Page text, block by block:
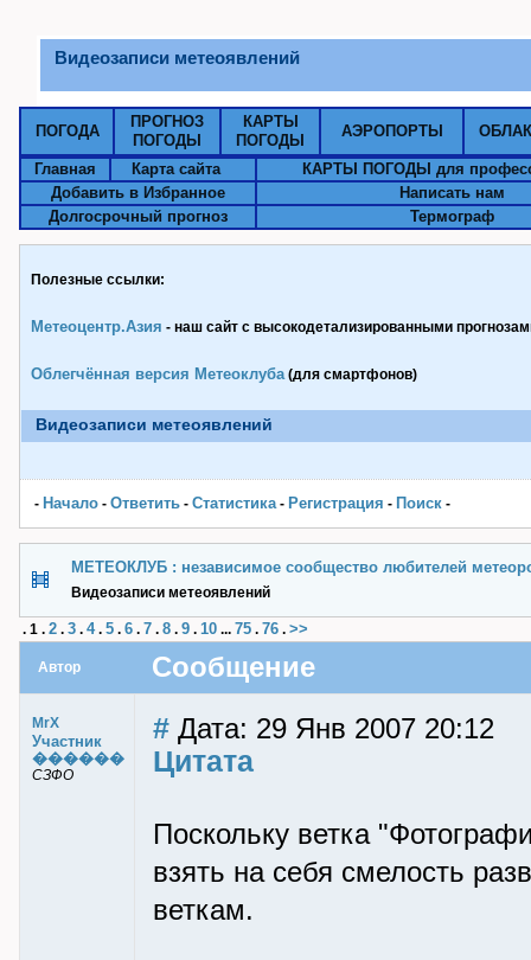
Видеозаписи метеоявлений
ПОГОДА
ПРОГНОЗ
ПОГОДЫ
КАРТЫ
ПОГОДЫ
АЭРОПОРТЫ
Главная Карта сайта
КАРТЫ ПОГОДЫ для
Добавить в Избранное
Написать нам
Долгосрочный прогноз
Термограф
Полезные ссылки:
Метеоцентр.Азия - наш сайт с высокодетализированными
Облегчённая версия Метеоклуба(для смартфонов)
Видеозаписи метеоявлений
- Начало - Ответить - Статистика- Pегистрация - Поиск -
МЕТЕОКЛУБ : независимое сообщество любителей
Видеозаписи метеоявлений
. 1 . 2 . 3 . 4. 5 . 6 . 7 . 8 . 9 . 10 ... 75 . 76 . >>
Автор Сообщение
MrX
Участник
������
СЗФО
# Дата: 29 Янв 2007 20:12
Цитата
Поскольку ветка
взять на себя смелость
веткам.